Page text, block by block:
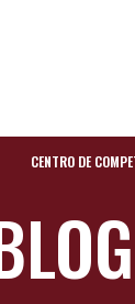
CENTRO DE